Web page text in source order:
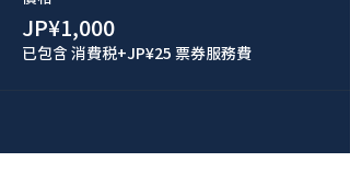
JP¥1,000
已包含 消費税+JP¥25 票券服務費